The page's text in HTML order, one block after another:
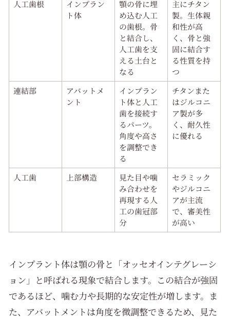
人工歯根
インプラン
ト体
顎の骨に埋
め込む人工
の歯根。骨
と結合し、
人工歯を支
える土台と
なる
主にチタン
製。生体親
和性が高
く、骨と強
固に結合す
る性質を持
つ
連結部
アバットメ
ント
インプラン
ト体と人工
歯を接続す
るパーツ。
角度や高さ
を調整でき
る
チタンまた
はジルコニ
ア製が多
く、耐久性
に優れる
人工歯 上部構造
見た目や噛
み合わせを
再現する人
工の歯冠部
分
セラミック
やジルコニ
アが主流
で、審美性
が高い
インプラント体は顎の骨と「オッセオインテグレーシ
ョン」と呼ばれる現象で結合します。この結合が強固
であるほど、噛む力や長期的な安定性が増します。ま
た、アバットメントは角度を微調整できるため、見た